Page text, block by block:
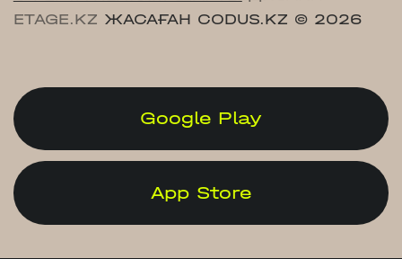
ETAGE.KZ ЖАСАҒАН CODUS.KZ © 2026
Google Play
App Store